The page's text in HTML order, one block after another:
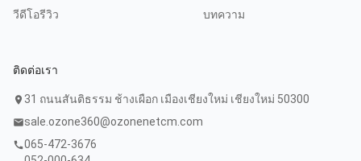
วีดีโอรีวิว
บทความ
ติดต่อเรา
location_on 31 ถนนสันติธรรม ช้างเผือก เมืองเชียงใหม่ เชียงใหม่ 50300
mailsale.ozone360@ozonenetcm.com
call065-472-3676